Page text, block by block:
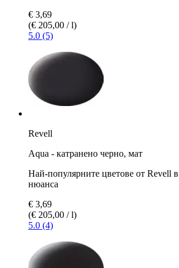
€ 3,69
(€ 205,00 / l)
5.0 (5)
Revell
Aqua - катранено черно, мат
Най-популярните цветове от Revell
нюанса
€ 3,69
(€ 205,00 / l)
5.0 (4)